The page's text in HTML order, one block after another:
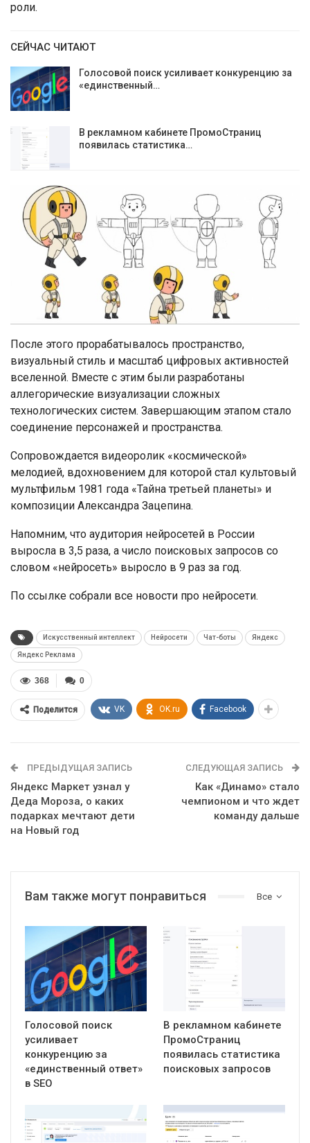
роли.
СЕЙЧАС ЧИТАЮТ
Голосовой поиск усиливает конкуренцию за
«единственный…
В рекламном кабинете ПромоСтраниц
появилась статистика…
После этого прорабатывалось пространство,
визуальный стиль и масштаб цифровых активностей
вселенной. Вместе с этим были разработаны
аллегорические визуализации сложных
технологических систем. Завершающим этапом стало
соединение персонажей и пространства.
Сопровождается видеоролик «космической»
мелодией, вдохновением для которой стал культовый
мультфильм 1981 года «Тайна третьей планеты» и
композиции Александра Зацепина.
Напомним, что аудитория нейросетей в России
выросла в 3,5 раза, а число поисковых запросов со
словом «нейросеть» выросло в 9 раз за год.
По ссылке собрали все новости про нейросети.
Искусственный интеллект Нейросети Чат-боты Яндекс
Яндекс Реклама
0
368
Поделится VK OK.ru Facebook
ПРЕДЫДУЩАЯ ЗАПИСЬ
Яндекс Маркет узнал у
Деда Мороза, о каких
подарках мечтают дети
на Новый год
СЛЕДУЮЩАЯ ЗАПИСЬ
Как «Динамо» стало
чемпионом и что ждет
команду дальше
Все
Вам также могут понравиться
Голосовой поиск
усиливает
конкуренцию за
«единственный ответ»
в SEO
В рекламном кабинете
ПромоСтраниц
появилась статистика
поисковых запросов